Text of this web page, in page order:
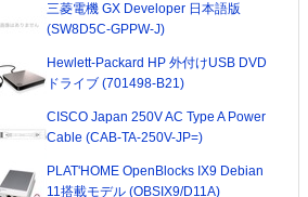
三菱電機 GX Developer 日本語版
(SW8D5C-GPPW-J)
Hewlett-Packard HP 外付けUSB DVD
ドライブ (701498-B21)
CISCO Japan 250V AC Type A Power
Cable (CAB-TA-250V-JP=)
PLAT'HOME OpenBlocks IX9 Debian
11搭載モデル (OBSIX9/D11A)